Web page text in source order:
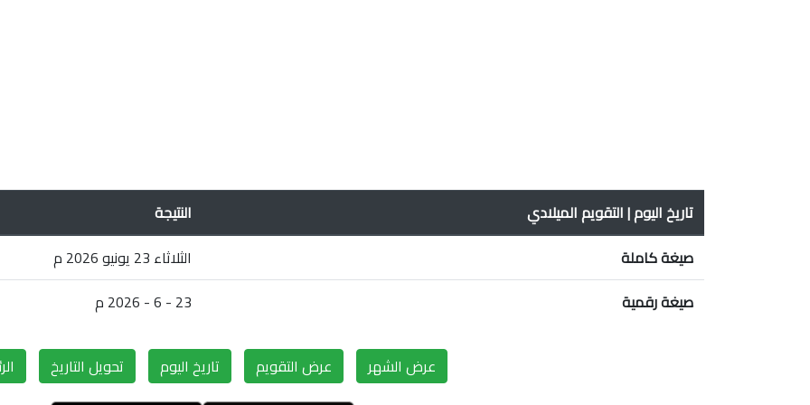
تاريخ اليوم | التقويم الميلادي
النتيجة
صيغة كاملة
الثلاثاء 23 يونيو 2026 م
صيغة رقمية
23 - 6 - 2026 م
عرض الشهر عرض التقويم تاريخ اليوم تحويل التاريخ